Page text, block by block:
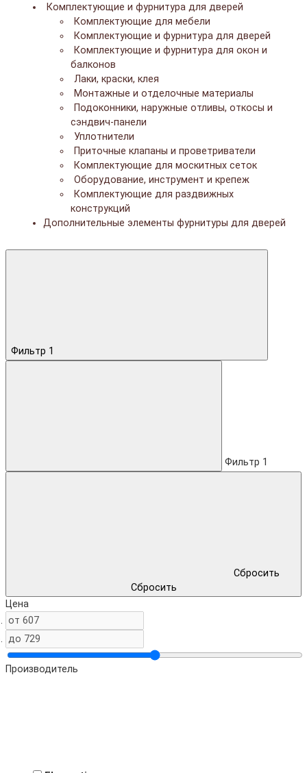
Комплектующие и фурнитура для дверей
Комплектующие для мебели
Комплектующие и фурнитура для дверей
Комплектующие и фурнитура для окон и
балконов
Лаки, краски, клея
Монтажные и отделочные материалы
Подоконники, наружные отливы, откосы и
сэндвич-панели
Уплотнители
Приточные клапаны и проветриватели
Комплектующие для москитных сеток
Оборудование, инструмент и крепеж
Комплектующие для раздвижных
конструкций
Дополнительные элементы фурнитуры для дверей
Фильтр 1
Фильтр 1
Сбросить
Сбросить
Цена
Производитель